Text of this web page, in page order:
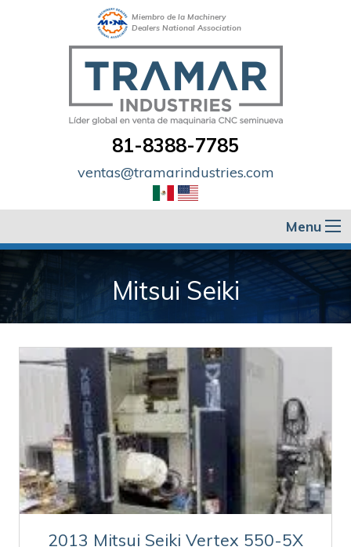
Miembro de la Machinery
Dealers National Association
81-8388-7785
ventas@tramarindustries.com
Menu
Mitsui Seiki
2013 Mitsui Seiki Vertex 550-5X